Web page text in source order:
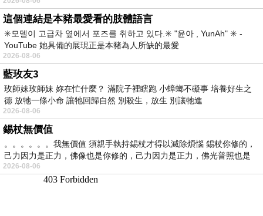
這個連結是本豬最愛看的肢體語言
✳️모델이 고급차 옆에서 포즈를 취하고 있다.✳️ "윤아 , YunAh" ✳️ -
YouTube 她具備的展現正是本豬為人所缺的最愛
2026-08-06
藍玫友3
玫師妹玫師妹 妳在忙什麼？ 滿院子裡瞎跑 小蟑螂不礙事 培養好生之
德 放牠一條小命 讓牠回歸自然 別殺生，放生 別讓牠進
2026-08-06
錫杖無價值
。。。。。。我無價值 須親手執持錫杖才得以滅除煩惱 錫杖你修的，
己力因力是正力，佛像也是你修的，己力因力是正力，佛光普照也是
2026-08-06